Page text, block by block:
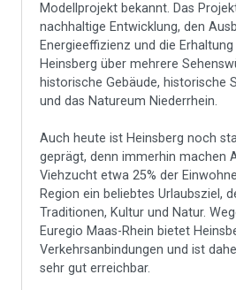
Modellprojekt bekannt. Das
nachhaltige Entwicklung, den
Energieeffizienz und die
Heinsberg über mehrere
historische Gebäude, historische
und das Natureum Niederrhein.
Auch heute ist Heinsberg noch
geprägt, denn immerhin machen
Viehzucht etwa 25% der
Region ein beliebtes Urlaubsziel,
Traditionen, Kultur und Natur.
Euregio Maas-Rhein bietet
Verkehrsanbindungen und ist
sehr gut erreichbar.